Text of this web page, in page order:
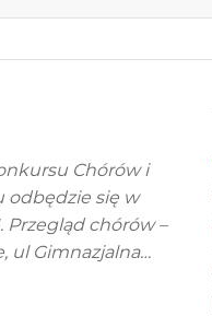
Chórów i
odbędzie się w
Przegląd chórów –
ul Gimnazjalna…